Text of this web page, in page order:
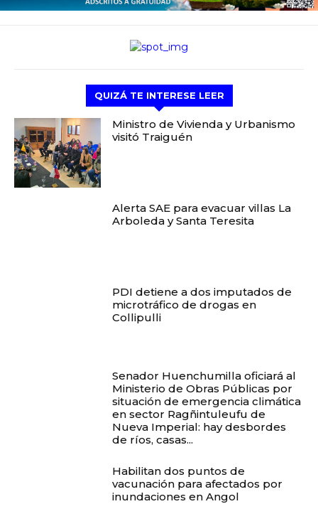
QUIZÁ TE INTERESE LEER
Ministro de Vivienda y Urbanismo
visitó Traiguén
Alerta SAE para evacuar villas La
Arboleda y Santa Teresita
PDI detiene a dos imputados de
microtráfico de drogas en
Collipulli
Senador Huenchumilla oficiará al
Ministerio de Obras Públicas por
situación de emergencia climática
en sector Ragñintuleufu de
Nueva Imperial: hay desbordes
de ríos, casas...
Habilitan dos puntos de
vacunación para afectados por
inundaciones en Angol